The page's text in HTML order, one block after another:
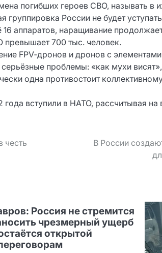
погибших героев СВО, называть в
группировка России не будет
аппаратов, наращивание
превышает 700 тыс. человек.
FPV‑дронов и дронов с
проблемы: «как мухи
одна противостоит
вступили в НАТО, рассчитывая
честь
В России
Россия не стремится
чрезмерный ущерб
открытой